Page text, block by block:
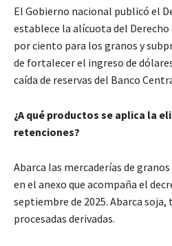
El Gobierno nacional publicó el
establece la alícuota del
por ciento para los granos y
de fortalecer el ingreso de
caída de reservas del Banco
¿A qué productos se aplica la
retenciones?
Abarca las mercaderías de
en el anexo que acompaña el
septiembre de 2025. Abarca
procesadas derivadas.